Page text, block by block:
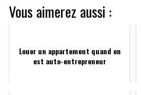
Vous aimerez aussi :
Louer un appartement quand on
est auto-entrepreneur